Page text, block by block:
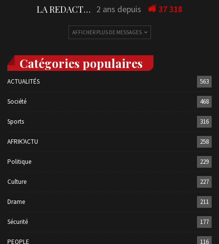
LA REDACTION 2 ans depuis 37 318
AFFICHER PLUS DE MESSAGES
Catégories populaires
ACTUALITÉS 563
Société 468
Sports 316
AFRIK'ACTU 258
Politique 229
Culture 227
Drame 211
Sécurité 177
PEOPLE 116